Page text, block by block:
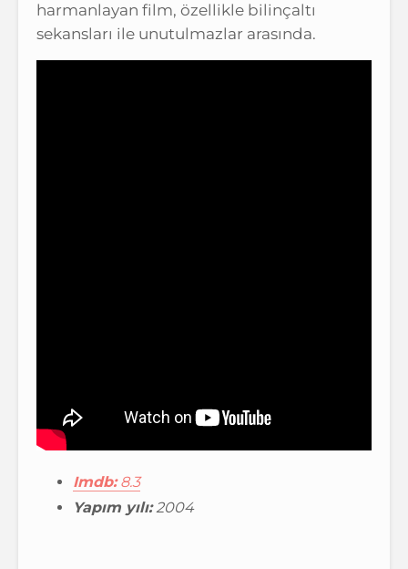
harmanlayan film, özellikle bilinçaltı
sekansları ile unutulmazlar arasında.
Imdb:8.3
Yapım yılı:2004